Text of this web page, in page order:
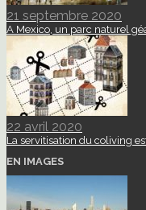
21 septembre 2020
A Mexico, un parc naturel
22 avril 2020
La servitisation du coliving
EN IMAGES